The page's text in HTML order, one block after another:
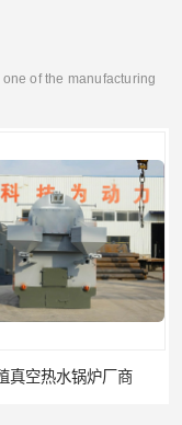
of the manufacturing
然气真空炉厂家